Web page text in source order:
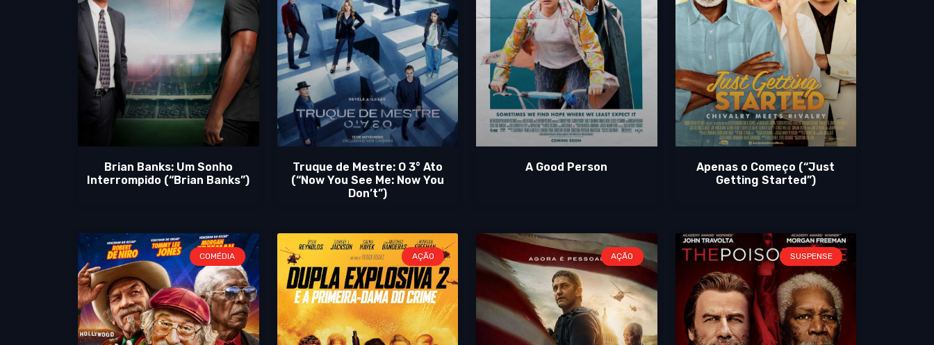
Brian Banks: Um Sonho
Interrompido (“Brian Banks”)
Truque de Mestre: O 3° Ato
(“Now You See Me: Now You
Don’t”)
A Good Person
Apenas o Começo (“Just
Getting Started”)
COMÉDIA AÇÃO AÇÃO SUSPENSE